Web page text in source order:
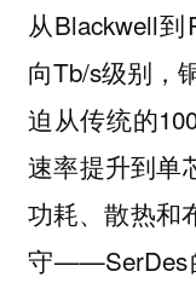
从Blackwell
向Tb/s级别，
迫从传统的
速率提升到单
功耗、散热和
守——SerDes